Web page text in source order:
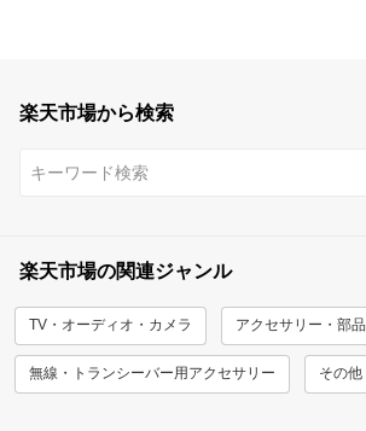
楽天市場から検索
楽天市場の関連ジャンル
TV・オーディオ・カメラ アクセサリー・部品
無線・トランシーバー用アクセサリー その他